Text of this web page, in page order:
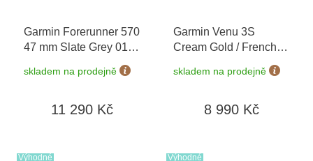
Garmin Forerunner 570
47 mm Slate Grey 010-
skladem na prodejně
11 290 Kč
Garmin Venu 3S
Cream Gold / French
Gray, Silicone Band
010-02785-02
skladem na prodejně
8 990 Kč
Výhodné Výhodné